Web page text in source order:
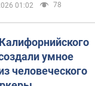
01:02 78
умное
человеческого